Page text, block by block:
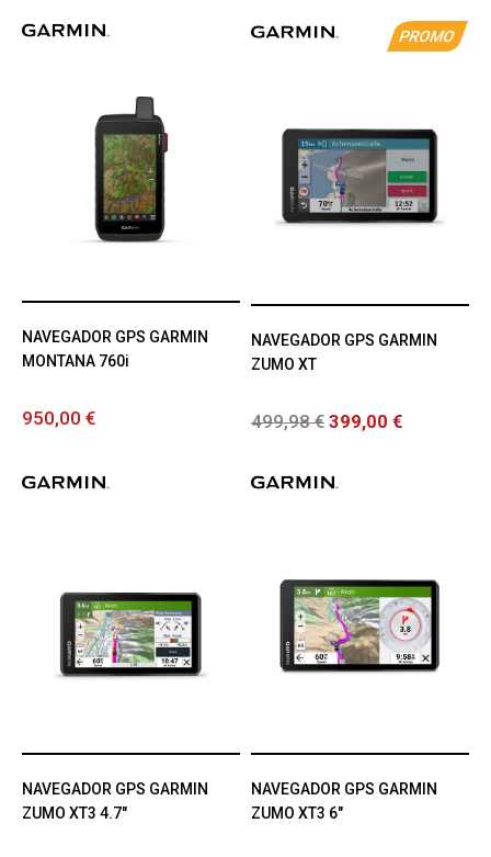
NAVEGADOR GPS GARMIN
MONTANA 760i
950,00 €
PROMO
NAVEGADOR GPS GARMIN
ZUMO XT
499,98 € 399,00 €
NAVEGADOR GPS GARMIN
ZUMO XT3 4.7"
NAVEGADOR GPS GARMIN
ZUMO XT3 6"